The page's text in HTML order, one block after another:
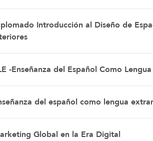
Introducción al Diseño de
-Enseñanza del Español Como
del español como lengua
Global en la Era Digital